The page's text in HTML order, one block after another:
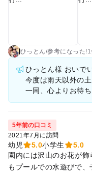
なと思いました。
ひっとん/参考に なった!
ひっとん様 おいで
今度は雨天以外の
一同、心よりお待ちしてお
ド 管理人
5年前の口コミ
2021年7月に訪問
幼児 5.0小学生
5.0
園内には沢山のお花が
もプールでの水遊びで